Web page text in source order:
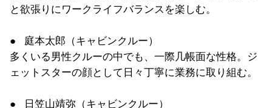
と欲張りにワークライフバランスを楽しむ。
● 庭本太郎（キャビンクルー）
多くいる男性クルーの中でも、一際几帳面な性格。
ジ
ェットスターの顔として日々丁寧に業務に取り組む。
● 日笠山靖弥（キャビンクルー）